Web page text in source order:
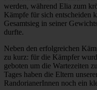
werden, während Elia zum
Kämpfe für sich entscheiden
Gesamtsieg in seiner
durfte.
Neben den erfolgreichen
zu kurz: für die Kämpfer
geboten um die Wartezeiten
Tages haben die Eltern
RandorianerInnen noch ein